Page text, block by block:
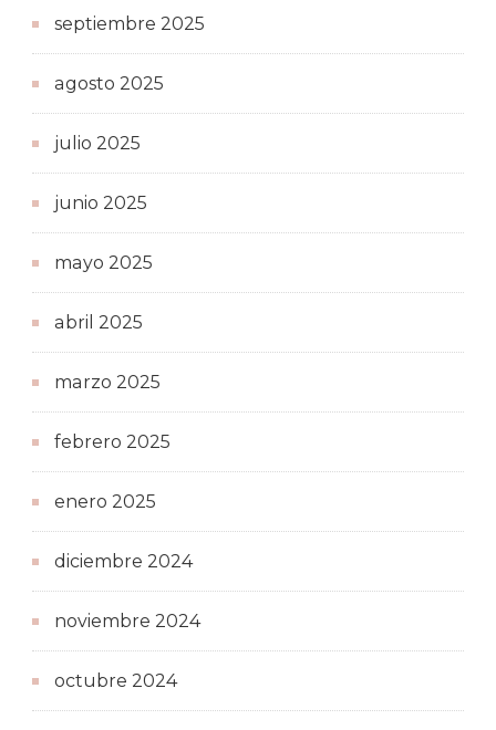
septiembre 2025
agosto 2025
julio 2025
junio 2025
mayo 2025
abril 2025
marzo 2025
febrero 2025
enero 2025
diciembre 2024
noviembre 2024
octubre 2024